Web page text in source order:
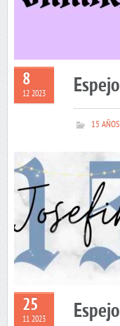
8
12 2023
15 AÑOS
25
11 2023